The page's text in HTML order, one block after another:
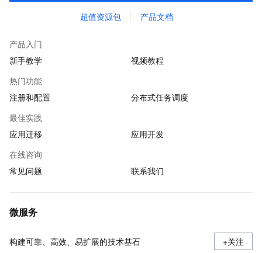
超值资源包 产品文档
产品入门
新手教学
视频教程
热门功能
注册和配置
分布式任务调度
最佳实践
应用迁移
应用开发
在线咨询
常见问题
联系我们
微服务
构建可靠、高效、易扩展的技术基石 +关注